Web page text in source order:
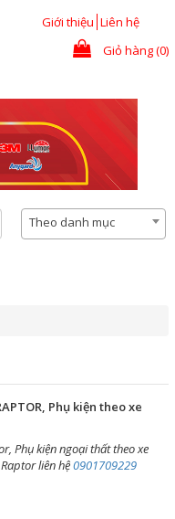
Giới thiệu Liên hệ
Giỏ hàng (0)
Theo danh mục
Phụ kiện theo xe
Phụ kiện ngoại thất theo xe
liên hệ0901709229